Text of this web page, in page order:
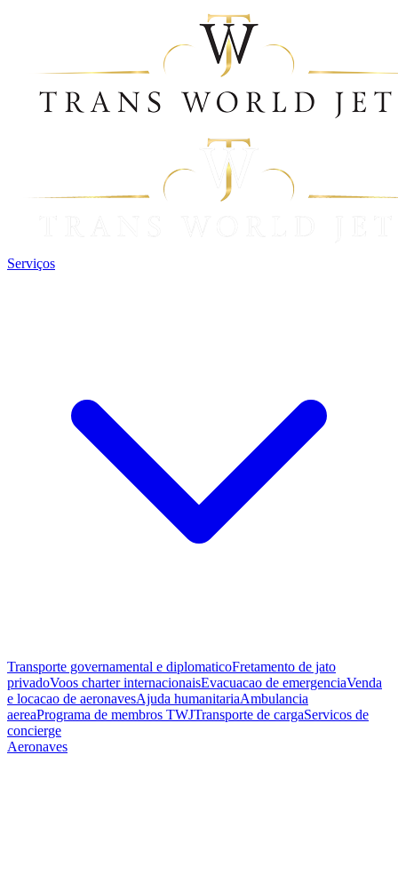
Serviços
Transporte governamental e diplomaticoFretamento de jato
privadoVoos charter internacionaisEvacuacao de emergenciaVenda
e locacao de aeronavesAjuda humanitariaAmbulancia
aereaPrograma de membros TWJTransporte de cargaServicos de
concierge
Aeronaves